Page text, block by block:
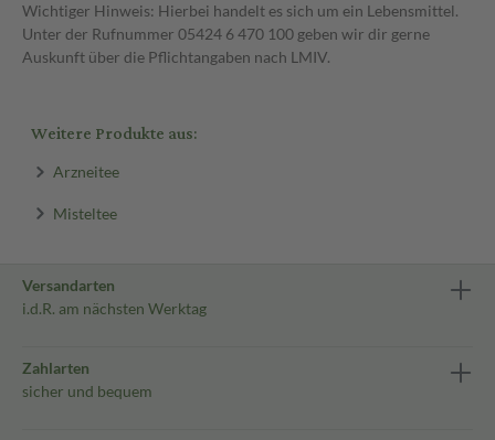
Wichtiger Hinweis: Hierbei handelt es sich um ein Lebensmittel.
Unter der Rufnummer 05424 6 470 100 geben wir dir gerne
Auskunft über die Pflichtangaben nach LMIV.
Weitere Produkte aus:
Arzneitee
Misteltee
Versandarten
i.d.R. am nächsten Werktag
Zahlarten
sicher und bequem